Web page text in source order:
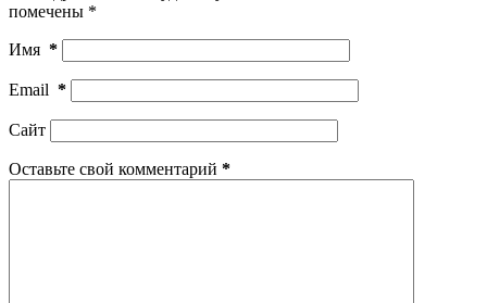
помечены *
Имя *
Email *
Сайт
Оставьте свой комментарий *